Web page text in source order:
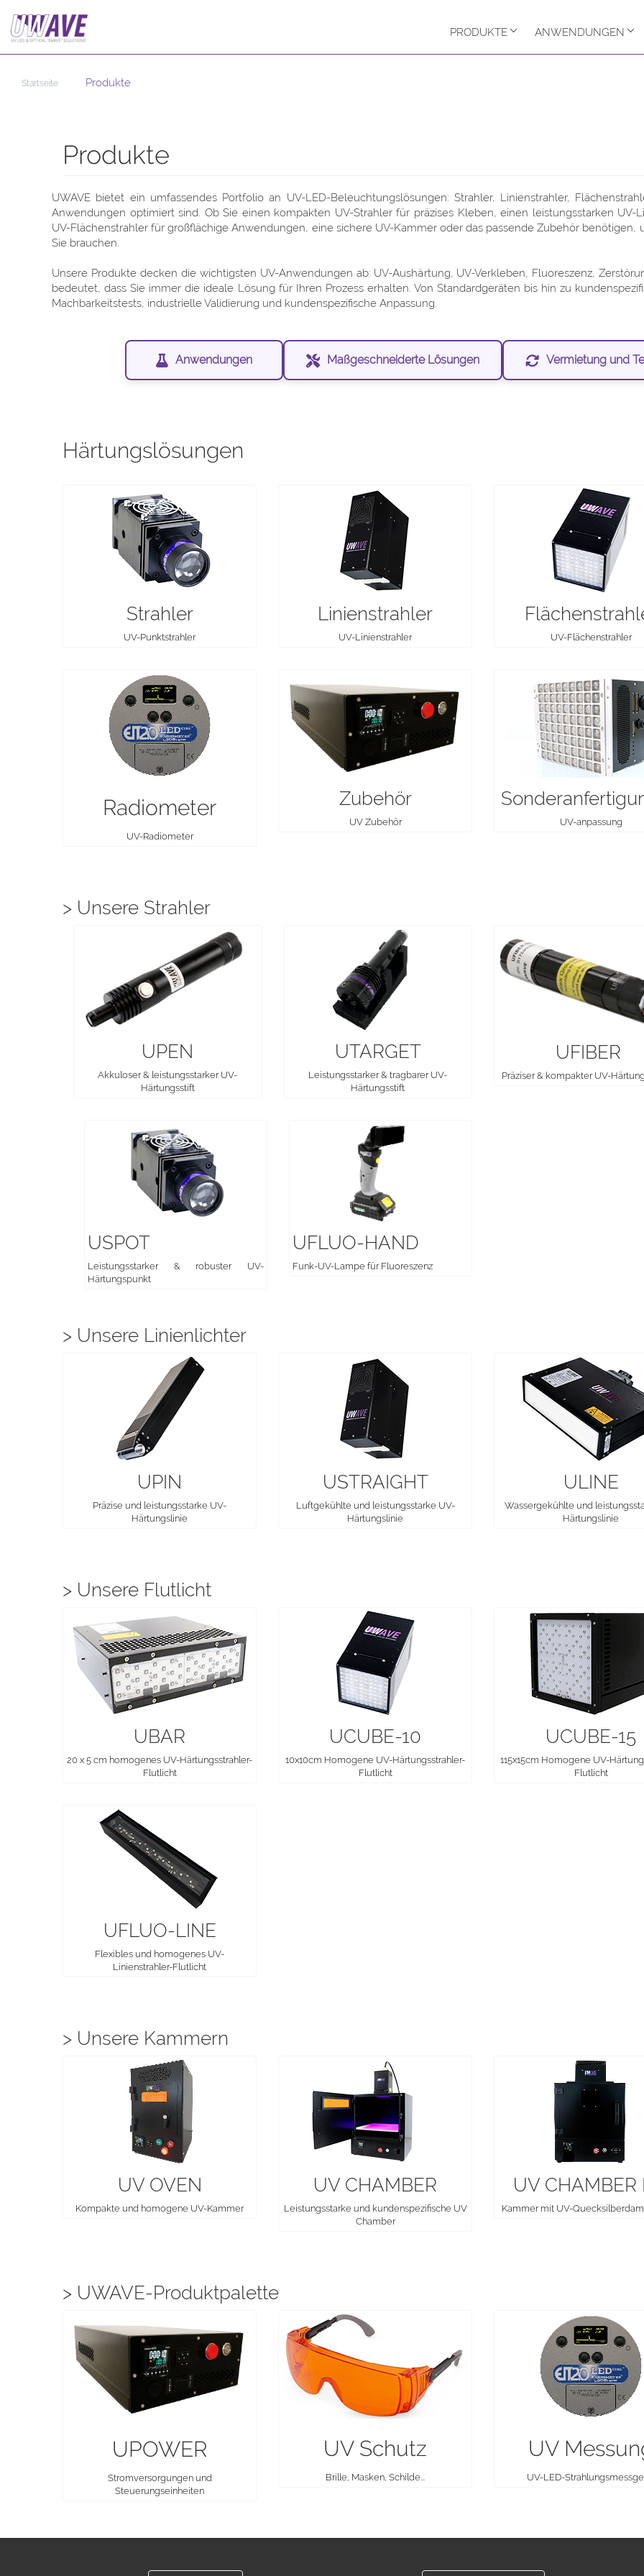
PRODUKTE ANWENDUNGEN
Startseite Produkte
Produkte
UWAVE bietet ein umfassendes Portfolio an UV-LED-Beleuchtungslösungen: Strahler, Linienstrahler,
Anwendungen optimiert sind. Ob Sie einen kompakten UV-Strahler für präzises Kleben, einen leistungsstarken
UV-Flächenstrahler für großflächige Anwendungen, eine sichere UV-Kammer oder das passende Zubehör
Sie brauchen.
Unsere Produkte decken die wichtigsten UV-Anwendungen ab: UV-Aushärtung, UV-Verkleben, Fluoreszenz,
bedeutet, dass Sie immer die ideale Lösung für Ihren Prozess erhalten. Von Standardgeräten bis hin zu
Machbarkeitstests, industrielle Validierung und kundenspezifische Anpassung.
Anwendungen Maßgeschneiderte Lösungen Vermietung und
Härtungslösungen
Strahler
UV-Punktstrahler
Linienstrahler
UV-Linienstrahler UV-Flächenstrahler
Radiometer
UV-Radiometer
Zubehör
UV Zubehör UV-anpassung
> Unsere Strahler
UPEN
Akkuloser & leistungsstarker UV-
Härtungsstift
UTARGET
Leistungsstarker & tragbarer UV-
Härtungsstift
UFIBER
Präziser & kompakter UV-
USPOT
Leistungsstarker & robuster UV-
Härtungspunkt
UFLUO-HAND
Funk-UV-Lampe für Fluoreszenz
> Unsere Linienlichter
UPIN
Präzise und leistungsstarke UV-
Härtungslinie
USTRAIGHT
Luftgekühlte und leistungsstarke UV-
Härtungslinie
ULINE
Wassergekühlte und
Härtungslinie
> Unsere Flutlicht
UBAR
20 x 5 cm homogenes UV-Härtungsstrahler-
Flutlicht
UCUBE-10
10x10cm Homogene UV-Härtungsstrahler-
Flutlicht
UCUBE-15
115x15cm Homogene UV-
Flutlicht
UFLUO-LINE
Flexibles und homogenes UV-
Linienstrahler-Flutlicht
> Unsere Kammern
UV OVEN
Kompakte und homogene UV-Kammer
UV CHAMBER
Leistungsstarke und kundenspezifische UV
Chamber
UV CHAMBER
Kammer mit UV-
> UWAVE-Produktpalette
UPOWER
Stromversorgungen und
Steuerungseinheiten
UV Schutz
Brille, Masken, Schilde...
UV
UV-LED-